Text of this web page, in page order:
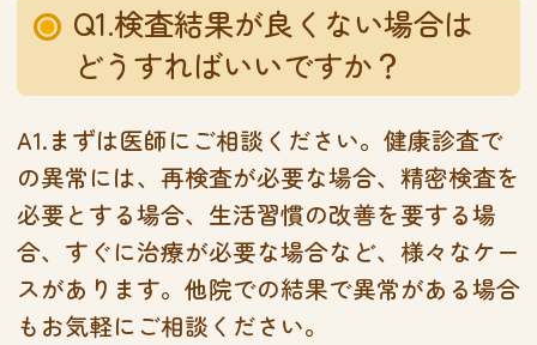
Q1.検査結果が良くない場合は
どうすればいいですか？
A1.まずは医師にご相談ください。健康診査で
の異常には、再検査が必要な場合、精密検査を
必要とする場合、生活習慣の改善を要する場
合、すぐに治療が必要な場合など、様々なケー
スがあります。他院での結果で異常がある場合
もお気軽にご相談ください。